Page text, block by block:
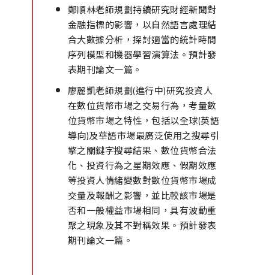
鄭順林老師規劃持續研究財經新聞對
金融指標的影響，以自然語言處理結
合大數據分析，探討適當的統計時間
序列模型和機器學習演算法。預計發
表期刊論文一篇。
廖麗凱老師規劃(進行中)研究投資人
在數位貨幣市場之交易行為，考量數
位貨幣市場之特性，包括以全球(英語
導向)及華語市場最廣泛使用之搜尋引
擎之關鍵字搜尋結果、數位貨幣合法
化、投資行為之星期效應、假期效應
等投資人情緒變數對數位貨幣市場成
交量及報酬之影響，並比較該市場是
否和一般權益市場相同，具有波動重
聚之現象及其不對稱效果。預計發表
期刊論文一篇。